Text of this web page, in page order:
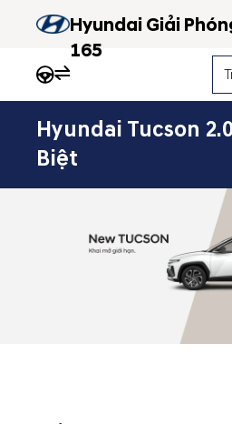
Hyundai Giải
165
Hyundai Tucson
Biệt